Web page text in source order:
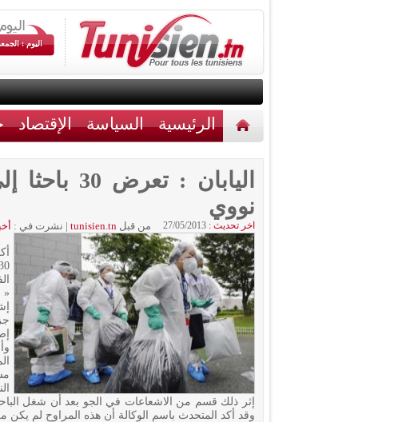
اليوم : الجمعة 07 اوت
الرئيسية السياسة الإقتصاد
اليابان :
نووي
اخر تحديث : 27/05/2013 من قبلtunisien.tn
| نشرت في :
«
إثر ذلك قسم من الاشعاعات في الجو بعد أن شغل
وقد أكد المتحدث باسم الوكالة أن هذه المراوح لم يكن